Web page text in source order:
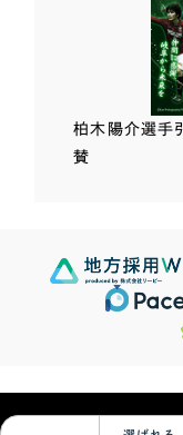
柏木陽介選手
賛